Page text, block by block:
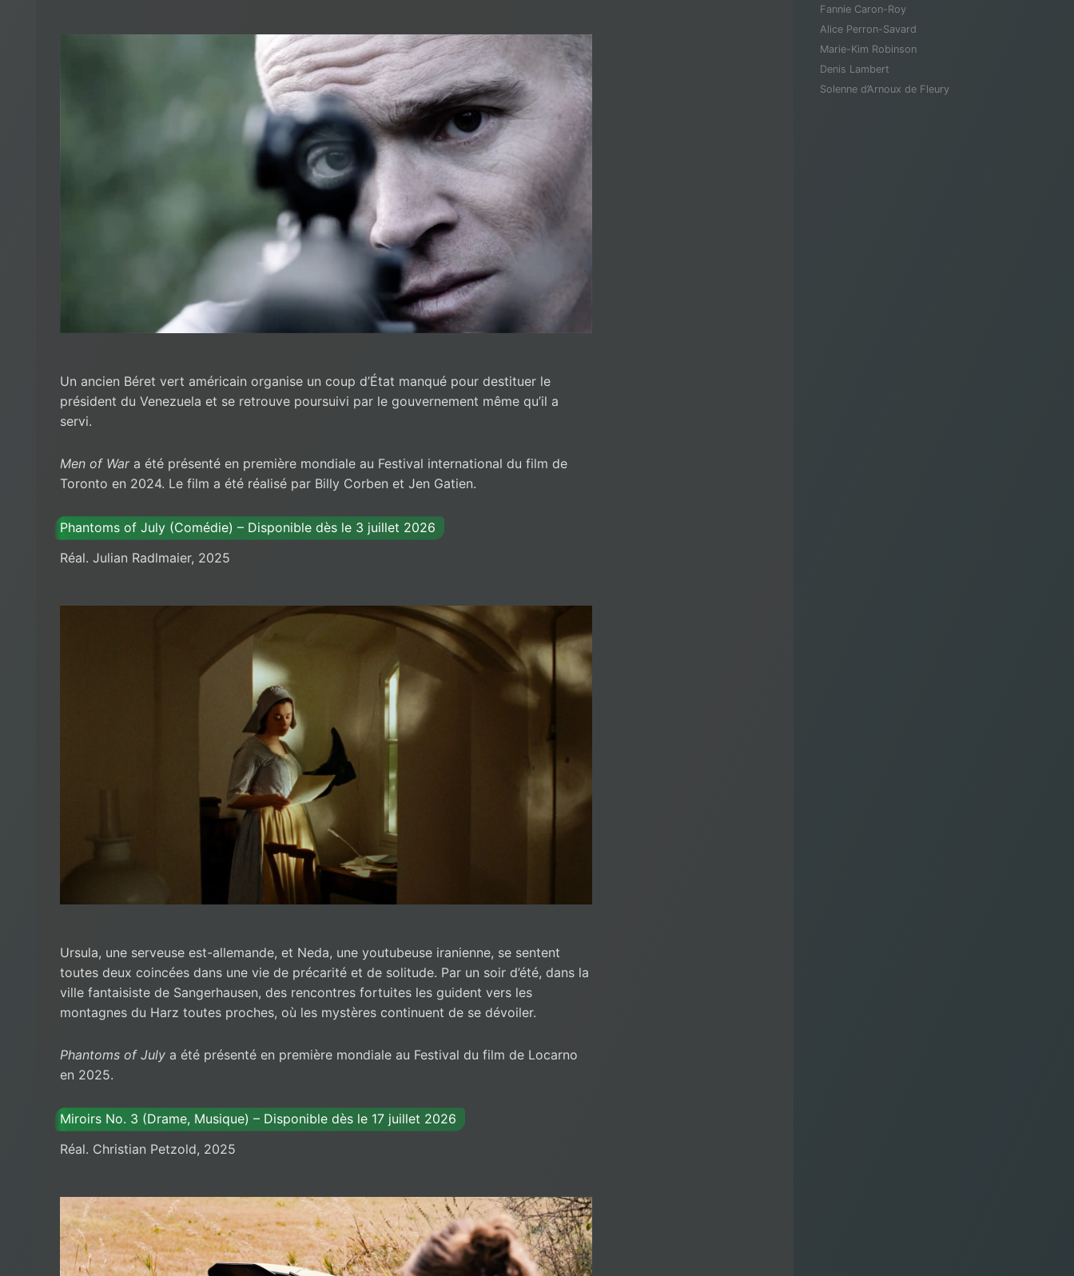
Un ancien Béret vert américain organise un coup d’État manqué pour destituer le
président du Venezuela et se retrouve poursuivi par le gouvernement même qu’il a
servi.
Men of Wara été présenté en première mondiale au Festival international du film de
Toronto en 2024. Le film a été réalisé par Billy Corben et Jen Gatien.
Phantoms of July (Comédie) – Disponible dès le 3 juillet 2026
Réal. Julian Radlmaier, 2025
Ursula, une serveuse est-allemande, et Neda, une youtubeuse iranienne, se sentent
toutes deux coincées dans une vie de précarité et de solitude. Par un soir d’été, dans la
ville fantaisiste de Sangerhausen, des rencontres fortuites les guident vers les
montagnes du Harz toutes proches, où les mystères continuent de se dévoiler.
Phantoms of July a été présenté en première mondiale au Festival du film de Locarno
en 2025.
Miroirs No. 3 (Drame, Musique) – Disponible dès le 17 juillet 2026
Réal. Christian Petzold, 2025
Fannie Caron-Roy
Alice Perron-Savard
Marie-Kim Robinson
Denis Lambert
Solenne d’Arnoux de Fleury